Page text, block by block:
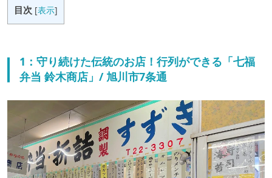
目次 [表示]
1：守り続けた伝統のお店！行列ができる「七福
弁当 鈴木商店」/ 旭川市7条通